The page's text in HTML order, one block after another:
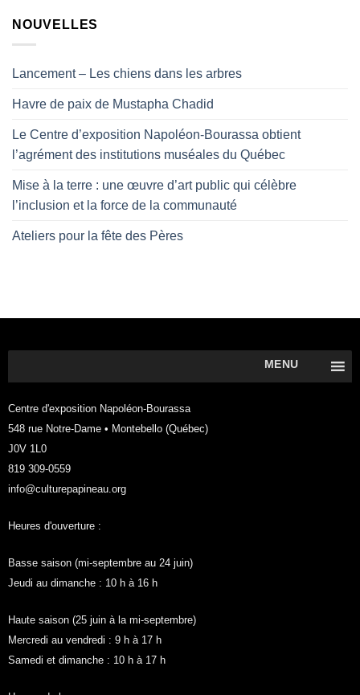
NOUVELLES
Lancement – Les chiens dans les arbres
Havre de paix de Mustapha Chadid
Le Centre d’exposition Napoléon-Bourassa obtient
l’agrément des institutions muséales du Québec
Mise à la terre : une œuvre d’art public qui célèbre
l’inclusion et la force de la communauté
Ateliers pour la fête des Pères
MENU
Centre d'exposition Napoléon-Bourassa
548 rue Notre-Dame • Montebello (Québec)
J0V 1L0
819 309-0559
info@culturepapineau.org
Heures d'ouverture :
Basse saison (mi-septembre au 24 juin)
Jeudi au dimanche : 10 h à 16 h
Haute saison (25 juin à la mi-septembre)
Mercredi au vendredi : 9 h à 17 h
Samedi et dimanche : 10 h à 17 h